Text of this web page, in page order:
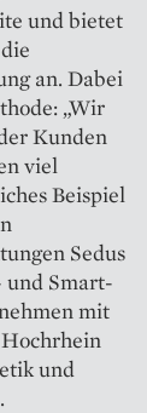
und bietet
an. Dabei
„Wir
Kunden
viel
Beispiel
Sedus
und Smart-
mit
und